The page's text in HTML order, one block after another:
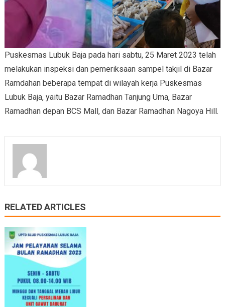
Puskesmas Lubuk Baja pada hari sabtu, 25 Maret 2023 telah
melakukan inspeksi dan pemeriksaan sampel takjil di Bazar
Ramdahan beberapa tempat di wilayah kerja Puskesmas
Lubuk Baja, yaitu Bazar Ramadhan Tanjung Uma, Bazar
Ramadhan depan BCS Mall, dan Bazar Ramadhan Nagoya Hill.
RELATED ARTICLES